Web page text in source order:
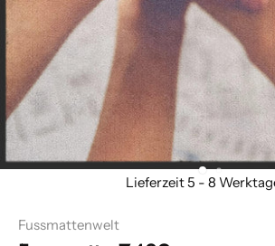
Fussmattenwelt